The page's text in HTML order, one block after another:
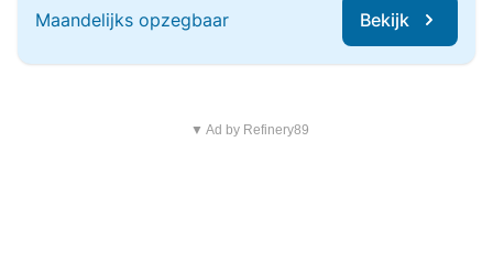
Maandelijks opzegbaar Bekijk
▼ Ad by Refinery89